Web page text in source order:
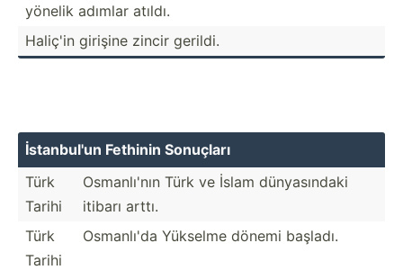
yönelik adımlar atıldı.
Haliç'in girişine zincir gerildi.
İstanb­ul'un Fethinin Sonuçları
Türk
Tarihi
Osmanl­ı'nın Türk ve İslam dünyas­ındaki
itibarı arttı.
Türk
Tarihi
Osmanlı'da Yükselme dönemi başladı.